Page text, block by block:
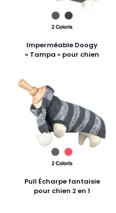
Imperméable Doogy
« Tampa » pour chien
Pull Écharpe fantaisie
pour chien 2 en 1